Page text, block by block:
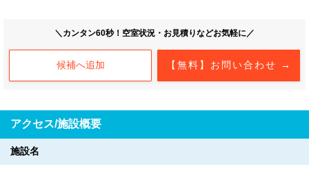
＼カンタン60秒！空室状況・お見積りなどお気軽に／
【無料】お問い合わせ →
候補へ追加
アクセス/施設概要
施設名